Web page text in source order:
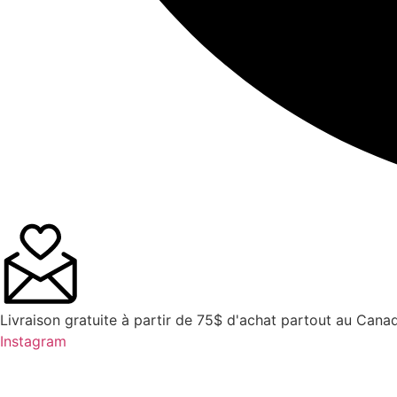
Livraison gratuite à partir de 75$ d'achat partout au
Instagram